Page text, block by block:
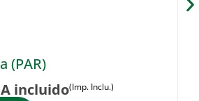
(PAR)
incluido(Imp. Inclu.)